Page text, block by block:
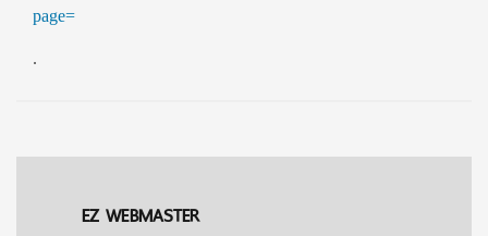
page=
.
EZ WEBMASTER